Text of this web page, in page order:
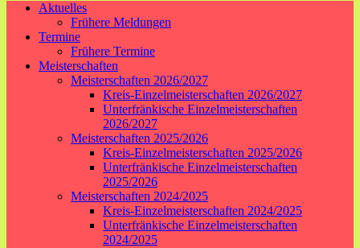
Aktuelles
Frühere Meldungen
Termine
Frühere Termine
Meisterschaften
Meisterschaften 2026/2027
Kreis-Einzelmeisterschaften 2026/2027
Unterfränkische Einzelmeisterschaften
2026/2027
Meisterschaften 2025/2026
Kreis-Einzelmeisterschaften 2025/2026
Unterfränkische Einzelmeisterschaften
2025/2026
Meisterschaften 2024/2025
Kreis-Einzelmeisterschaften 2024/2025
Unterfränkische Einzelmeisterschaften
2024/2025